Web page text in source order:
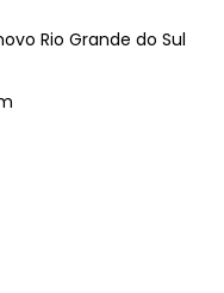
Rio Grande do Sul